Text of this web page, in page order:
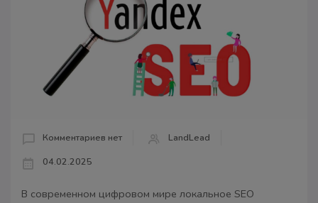
Комментариев нет
LandLead
04.02.2025
В современном цифровом мире локальное SEO